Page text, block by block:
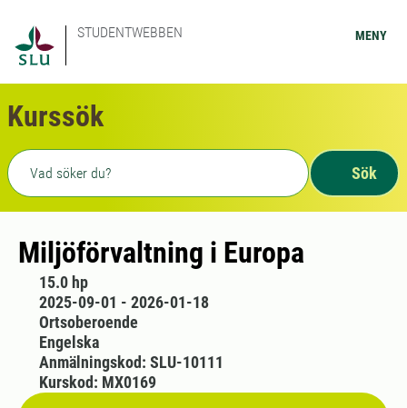
STUDENTWEBBEN MENY
Kurssök
Fritext sökning
Sök
Miljöförvaltning i Europa
15.0 hp
2025-09-01 - 2026-01-18
Ortsoberoende
Engelska
Anmälningskod: SLU-10111
Kurskod: MX0169